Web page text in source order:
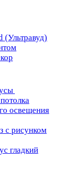
освещения
с рисунком
гладкий